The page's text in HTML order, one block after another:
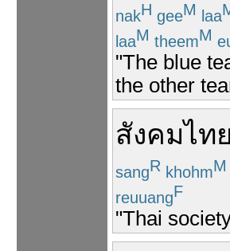
nakH geeM laa
laaM theemM
"The blue
the other
สังคมไท
sangR khohmM
reuuangF
"Thai